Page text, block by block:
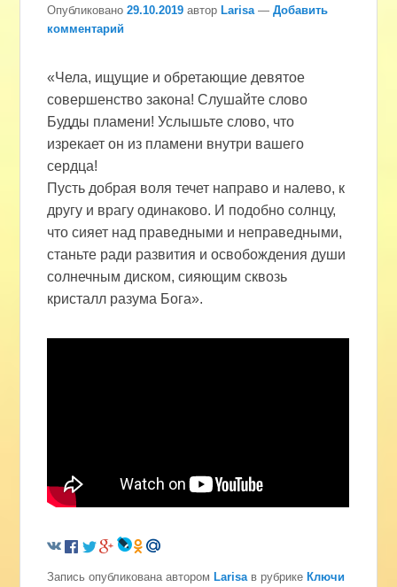
Опубликовано29.10.2019 авторLarisa —Добавить
комментарий
«Чела, ищущие и обретающие девятое
совершенство закона! Слушайте слово
Будды пламени! Услышьте слово, что
изрекает он из пламени внутри вашего
сердца!
Пусть добрая воля течет направо и налево, к
другу и врагу одинаково. И подобно солнцу,
что сияет над праведными и неправедными,
станьте ради развития и освобождения души
солнечным диском, сияющим сквозь
кристалл разума Бога».
Запись опубликована автором Larisa в рубрике Ключи